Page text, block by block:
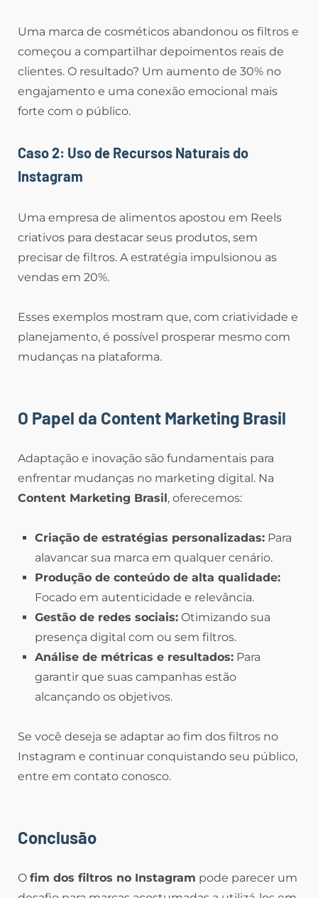
Uma marca de cosméticos abandonou os filtros e
começou a compartilhar depoimentos reais de
clientes. O resultado? Um aumento de 30% no
engajamento e uma conexão emocional mais
forte com o público.
Caso 2: Uso de Recursos Naturais do
Instagram
Uma empresa de alimentos apostou em Reels
criativos para destacar seus produtos, sem
precisar de filtros. A estratégia impulsionou as
vendas em 20%.
Esses exemplos mostram que, com criatividade e
planejamento, é possível prosperar mesmo com
mudanças na plataforma.
O Papel da Content Marketing Brasil
Adaptação e inovação são fundamentais para
enfrentar mudanças no marketing digital. Na
Content Marketing Brasil , oferecemos:
Criação de estratégias personalizadas: Para
alavancar sua marca em qualquer cenário.
Produção de conteúdo de alta qualidade:
Focado em autenticidade e relevância.
Gestão de redes sociais: Otimizando sua
presença digital com ou sem filtros.
Análise de métricas e resultados: Para
garantir que suas campanhas estão
alcançando os objetivos.
Se você deseja se adaptar ao fim dos filtros no
Instagram e continuar conquistando seu público,
entre em contato conosco.
Conclusão
O fim dos filtros no Instagram pode parecer um